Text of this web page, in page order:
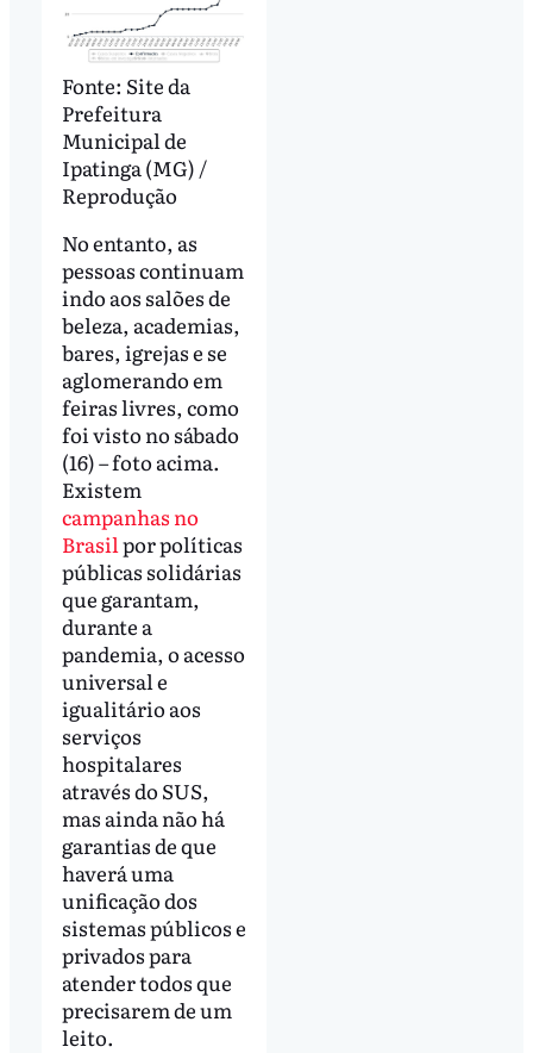
Fonte: Site da
Prefeitura
Municipal de
Ipatinga (MG) /
Reprodução
No entanto, as
pessoas continuam
indo aos salões de
beleza, academias,
bares, igrejas e se
aglomerando em
feiras livres, como
foi visto no sábado
(16) – foto acima.
Existem
campanhas no
Brasil por políticas
públicas solidárias
que garantam,
durante a
pandemia, o acesso
universal e
igualitário aos
serviços
hospitalares
através do SUS,
mas ainda não há
garantias de que
haverá uma
unificação dos
sistemas públicos e
privados para
atender todos que
precisarem de um
leito.